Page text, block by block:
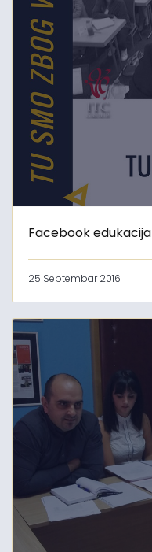
Facebook edukacija
25 Septembar 2016